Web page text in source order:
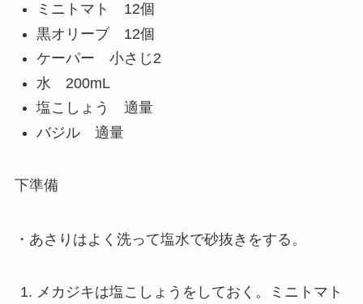
ミニトマト 12個
黒オリーブ 12個
ケーパー 小さじ2
水 200mL
塩こしょう 適量
バジル 適量
下準備
・あさりはよく洗って塩水で砂抜きをする。
メカジキは塩こしょうをしておく。ミニトマト